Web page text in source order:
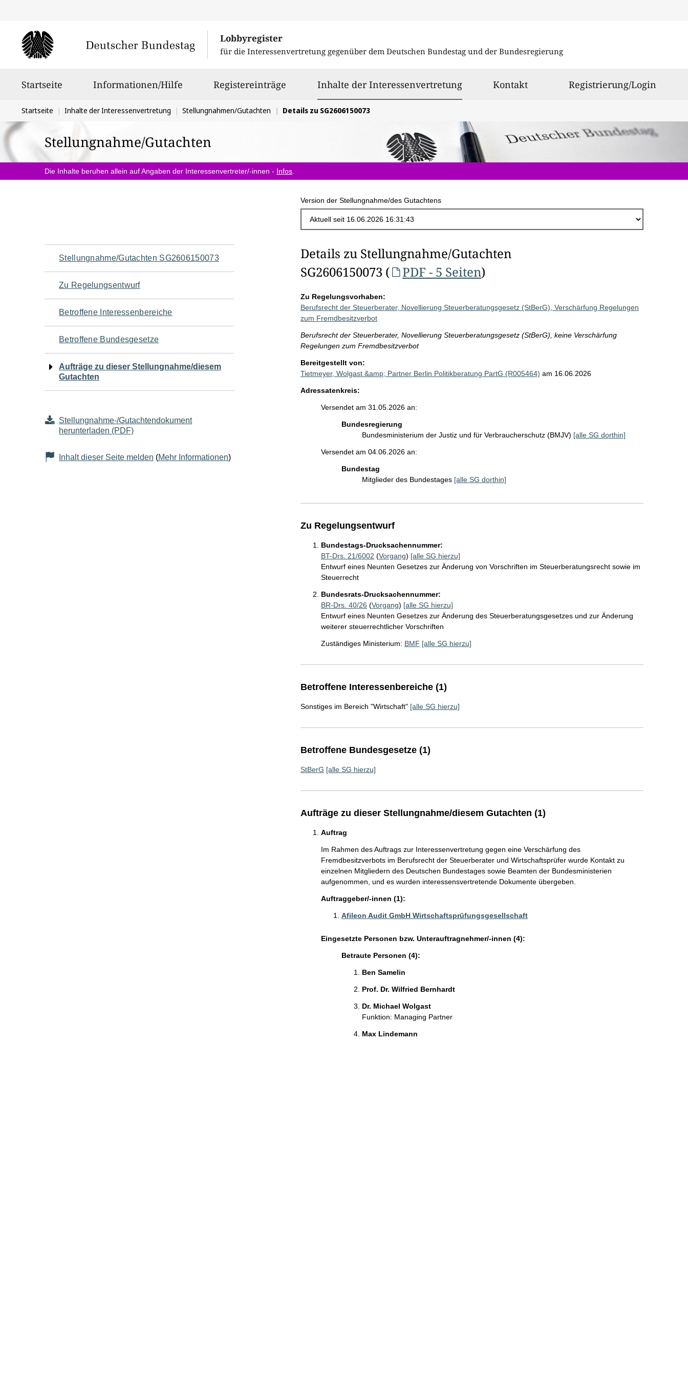
Lobbyregister
für die Interessenvertretung gegenüber dem Deutschen Bundestag und der Bundesregierung
Startseite Informationen/Hilfe Registereinträge Inhalte der Interessenvertretungausgewählt
Kontakt Registrierung/Login
Sie
befinden
sich
hier:
Startseite Inhalte der Interessenvertretung Stellungnahmen/Gutachten Details zu SG2606150073
Stellungnahme/Gutachten
Die Inhalte beruhen allein auf Angaben der Interessenvertreter/-innen - Infos
Version der Stellungnahme/des Gutachtens
Navigation
für
den
Seiteninhalt
Stellungnahme/Gutachten SG2606150073
Zu Regelungsentwurf
Betroffene Interessenbereiche
Betroffene Bundesgesetze
Aufträge zu dieser Stellungnahme/diesem
Gutachten
Stellungnahme-/Gutachtendokument
herunterladen (PDF)
Inhalt dieser Seite melden (Mehr Informationen)
Details zu Stellungnahme/Gutachten
SG2606150073 (
PDF - 5 Seiten)
Zu Regelungsvorhaben:
Berufsrecht der Steuerberater, Novellierung Steuerberatungsgesetz (StBerG), Verschärfung Regelungen
zum Fremdbesitzverbot
Berufsrecht der Steuerberater, Novellierung Steuerberatungsgesetz (StBerG), keine Verschärfung
Regelungen zum Fremdbesitzverbot
Bereitgestellt von:
Tietmeyer, Wolgast &amp; Partner Berlin Politikberatung PartG (R005464) am 16.06.2026
Adressatenkreis:
Versendet am 31.05.2026 an:
Bundesregierung
Bundesministerium der Justiz und für Verbraucherschutz (BMJV) [alle SG dorthin]
Versendet am 04.06.2026 an:
Bundestag
Mitglieder des Bundestages [alle SG dorthin]
Zu Regelungsentwurf
Bundestags-Drucksachennummer:
BT-Drs. 21/6002 (Vorgang) [alle SG hierzu]
Entwurf eines Neunten Gesetzes zur Änderung von Vorschriften im Steuerberatungsrecht sowie im
Steuerrecht
Bundesrats-Drucksachennummer:
BR-Drs. 40/26 (Vorgang) [alle SG hierzu]
Entwurf eines Neunten Gesetzes zur Änderung des Steuerberatungsgesetzes und zur Änderung
weiterer steuerrechtlicher Vorschriften
Zuständiges Ministerium: BMF [alle SG hierzu]
Betroffene Interessenbereiche (1)
Sonstiges im Bereich "Wirtschaft" [alle SG hierzu]
Betroffene Bundesgesetze (1)
StBerG [alle SG hierzu]
Aufträge zu dieser Stellungnahme/diesem Gutachten (1)
Auftrag
Im Rahmen des Auftrags zur Interessenvertretung gegen eine Verschärfung des
Fremdbesitzverbots im Berufsrecht der Steuerberater und Wirtschaftsprüfer wurde Kontakt zu
einzelnen Mitgliedern des Deutschen Bundestages sowie Beamten der Bundesministerien
aufgenommen, und es wurden interessensvertretende Dokumente übergeben.
Auftraggeber/-innen (1):
Afileon Audit GmbH Wirtschaftsprüfungsgesellschaft
Eingesetzte Personen bzw. Unterauftragnehmer/-innen (4):
Betraute Personen (4):
Ben Samelin
Prof. Dr. Wilfried Bernhardt
Dr. Michael Wolgast
Funktion: Managing Partner
Max Lindemann